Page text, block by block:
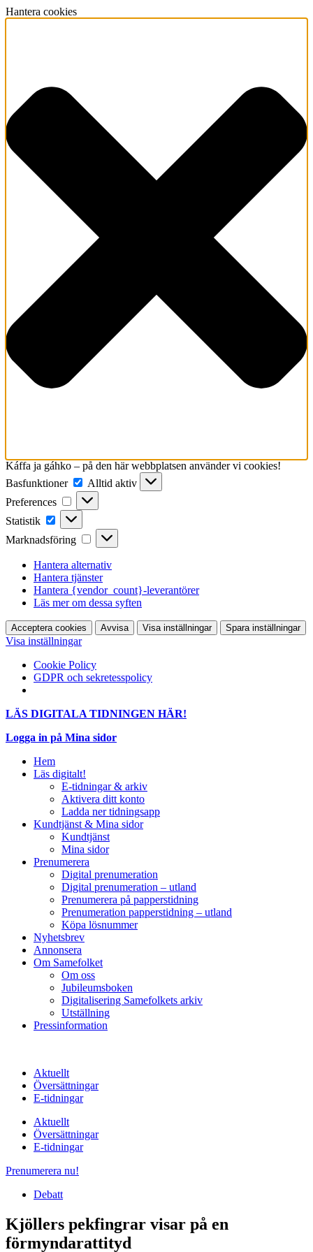
Hantera cookies
Káffa ja gáhko – på den här webbplatsen använder vi cookies!
Basfunktioner
Basfunktioner
Alltid aktiv
Preferences
Preferences
Statistik Statistik
Marknadsföring Marknadsföring
Hantera alternativ
Hantera tjänster
Hantera {vendor_count}-leverantörer
Läs mer om dessa syften
Acceptera cookies Avvisa Visa inställningar Spara inställningar
Visa inställningar
Cookie Policy
GDPR och sekretesspolicy
LÄS DIGITALA TIDNINGEN HÄR!
Logga in på Mina sidor
Hem
Läs digitalt!
E-tidningar & arkiv
Aktivera ditt konto
Ladda ner tidningsapp
Kundtjänst & Mina sidor
Kundtjänst
Mina sidor
Prenumerera
Digital prenumeration
Digital prenumeration – utland
Prenumerera på papperstidning
Prenumeration papperstidning – utland
Köpa lösnummer
Nyhetsbrev
Annonsera
Om Samefolket
Om oss
Jubileumsboken
Digitalisering Samefolkets arkiv
Utställning
Pressinformation
Aktuellt
Översättningar
E-tidningar
Aktuellt
Översättningar
E-tidningar
Prenumerera nu!
Debatt
Kjöllers pekfingrar visar på en
förmyndarattityd